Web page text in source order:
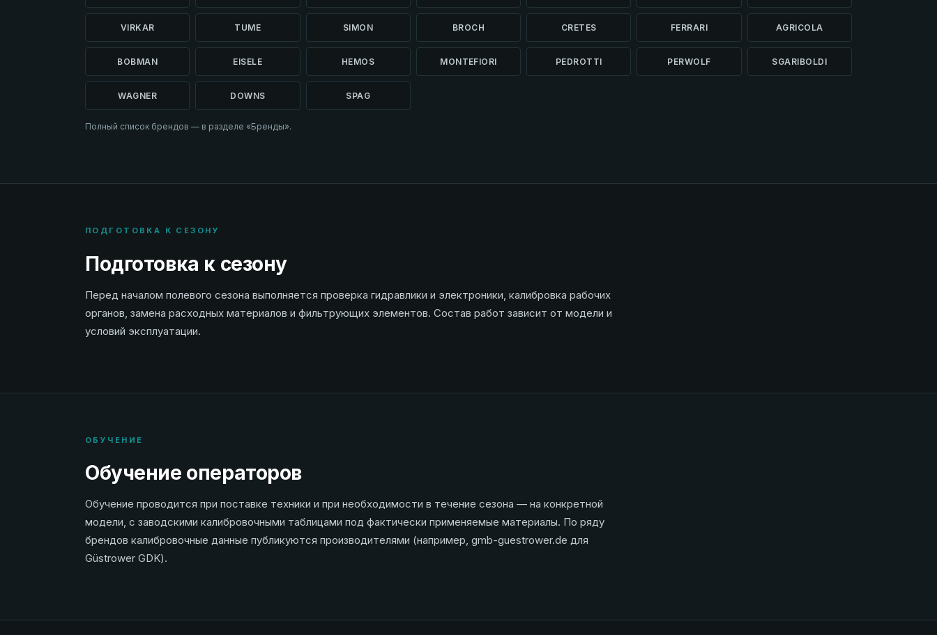
VIRKAR TUME SIMON BROCH CRETES FERRARI AGRICOLA
BOBMAN EISELE HEMOS MONTEFIORI PEDROTTI PERWOLF SGARIBOLDI
WAGNER DOWNS SPAG
Полный список брендов — в разделе «Бренды».
ПОДГОТОВКА К СЕЗОНУ
Подготовка к сезону
Перед началом полевого сезона выполняется проверка гидравлики и электроники, калибровка рабочих
органов, замена расходных материалов и фильтрующих элементов. Состав работ зависит от модели и
условий эксплуатации.
ОБУЧЕНИЕ
Обучение операторов
Обучение проводится при поставке техники и при необходимости в течение сезона — на конкретной
модели, с заводскими калибровочными таблицами под фактически применяемые материалы. По ряду
брендов калибровочные данные публикуются производителями (например, gmb-guestrower.de для
Güstrower GDK).